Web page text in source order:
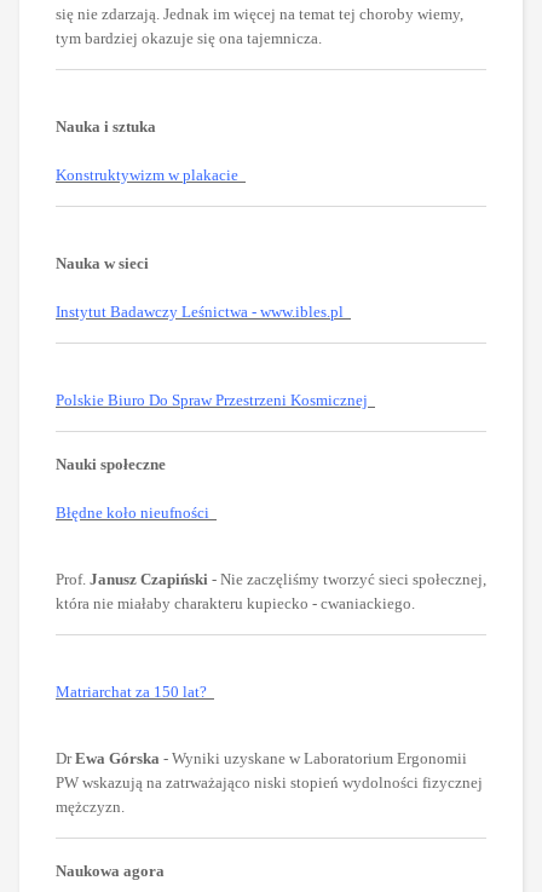
się nie zdarzają. Jednak im więcej na temat tej choroby wiemy,
tym bardziej okazuje się ona tajemnicza.
Nauka i sztuka
Konstruktywizm w plakacie
Nauka w sieci
Instytut Badawczy Leśnictwa - www.ibles.pl
Polskie Biuro Do Spraw Przestrzeni Kosmicznej
Nauki społeczne
Błędne koło nieufności
Prof. Janusz Czapiński - Nie zaczęliśmy tworzyć sieci społecznej,
która nie miałaby charakteru kupiecko - cwaniackiego.
Matriarchat za 150 lat?
DrEwa Górska - Wyniki uzyskane w Laboratorium Ergonomii
PW wskazują na zatrważająco niski stopień wydolności fizycznej
mężczyzn.
Naukowa agora